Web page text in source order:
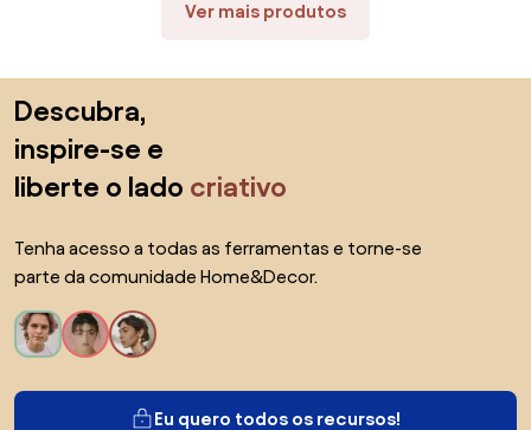
Ver mais produtos
Descubra,
inspire-se e
liberte o lado criativo
Tenha acesso a todas as ferramentas e torne-se
parte da comunidade Home&Decor.
Eu quero todos os recursos!